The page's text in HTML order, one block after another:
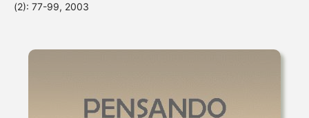
(2): 77-99, 2003